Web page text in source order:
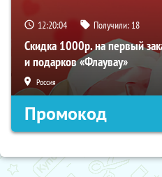
12:20:04 Получили: 18
Скидка 1000р. на первый
и подарков «Флаувау»
Россия
Промокод